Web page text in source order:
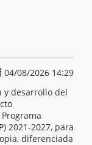
04/08/2026 14:29
y desarrollo del
Programa
2021-2027, para
diferenciada